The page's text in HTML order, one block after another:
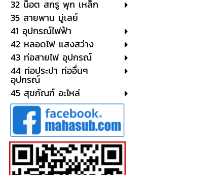
32 น็อต สกรู พุก เหล็ก
35 สายพาน มู่เลย์
41 อุปกรณ์ไฟฟ้า
42 หลอดไฟ แสงสว่าง
43 ท่อสายไฟ อุปกรณ์
44 ท่อประปา ท่ออื่นๆ
อุปกรณ์
45 สุขภัณฑ์ อะไหล่